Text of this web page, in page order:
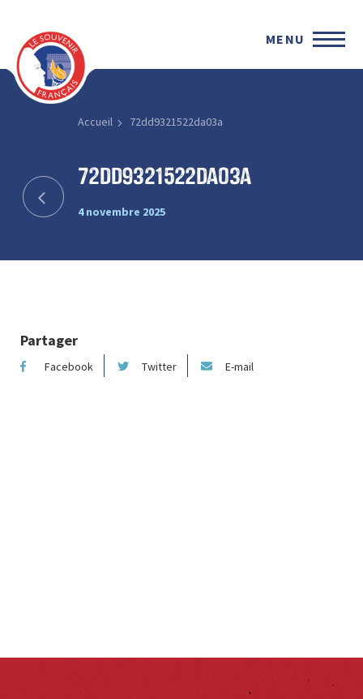
MENU
Accueil 72dd9321522da03a
72dd9321522da03a
4 novembre 2025
Partager
Facebook Twitter E-mail